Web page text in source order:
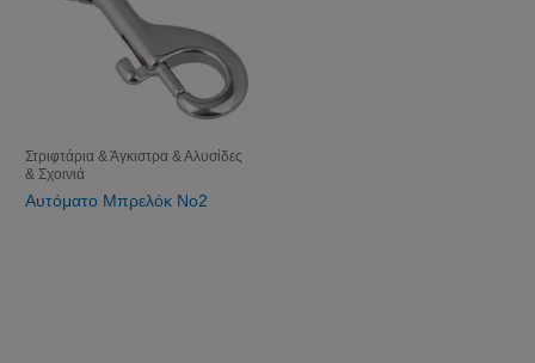
Στριφτάρια & Άγκιστρα & Αλυσίδες
& Σχοινιά
Αυτόματο Μπρελόκ Νο2